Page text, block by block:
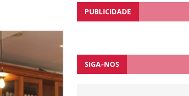
PUBLICIDADE
SIGA-NOS